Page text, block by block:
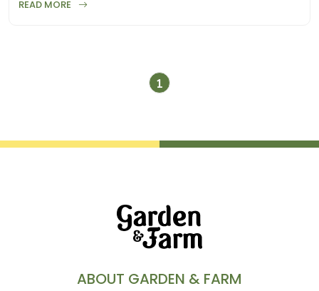
สวนเพื่อความเพลิดเพลิน และปลูกประดับตกแต่งบ้านเพื่อความ
สวยงาม แต่ก่อนจะไปรู้จักวิธีใช้กล้วยไม้ตกแต่งบ้าน ลองไป
19,000 ชนิด 796 สกุลและในจำนวนนี้มีอยู่ 1,154 ชนิด 174
ขึ้น การจำแนกประเภทของกล้วยไม้ตามลักษณะที่พบตาม
ธรรมชาติแบ่งเป็น 2 ประเภทใหญ่ๆ ด้วยกันคือ 1 กล้วยไม้ราก
อากาศ หรือ กล้วยไม้อิงอาศัย (epiphytic orchid) เป็น
แลนนอปซิส สกุลเข็ม สกุลหวาย สกุลช้าง 2 กล้วยไม้ดิน
READ MORE
1
ABOUT GARDEN & FARM